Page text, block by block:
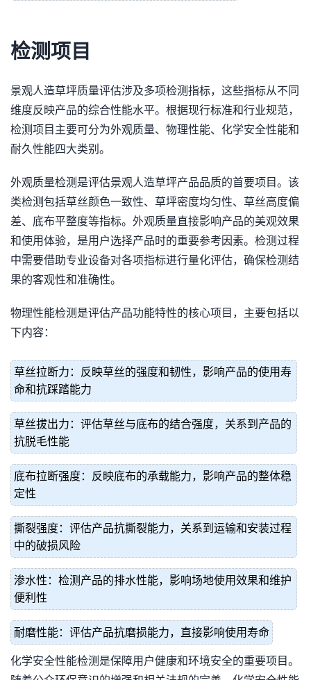
检测项目
景观人造草坪质量评估涉及多项检测指标，这些指标从不同
维度反映产品的综合性能水平。根据现行标准和行业规范，
检测项目主要可分为外观质量、物理性能、化学安全性能和
耐久性能四大类别。
外观质量检测是评估景观人造草坪产品品质的首要项目。该
类检测包括草丝颜色一致性、草坪密度均匀性、草丝高度偏
差、底布平整度等指标。外观质量直接影响产品的美观效果
和使用体验，是用户选择产品时的重要参考因素。检测过程
中需要借助专业设备对各项指标进行量化评估，确保检测结
果的客观性和准确性。
物理性能检测是评估产品功能特性的核心项目，主要包括以
下内容：
草丝拉断力：反映草丝的强度和韧性，影响产品的使用寿
命和抗踩踏能力
草丝拔出力：评估草丝与底布的结合强度，关系到产品的
抗脱毛性能
底布拉断强度：反映底布的承载能力，影响产品的整体稳
定性
撕裂强度：评估产品抗撕裂能力，关系到运输和安装过程
中的破损风险
渗水性：检测产品的排水性能，影响场地使用效果和维护
便利性
耐磨性能：评估产品抗磨损能力，直接影响使用寿命
化学安全性能检测是保障用户健康和环境安全的重要项目。